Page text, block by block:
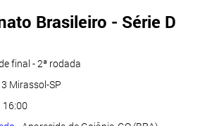
Brasileiro - Série D
final - 2ª rodada
Mirassol-SP